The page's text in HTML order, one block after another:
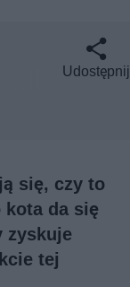
Udostępnij
się, czy to
da się
zyskuje
tej